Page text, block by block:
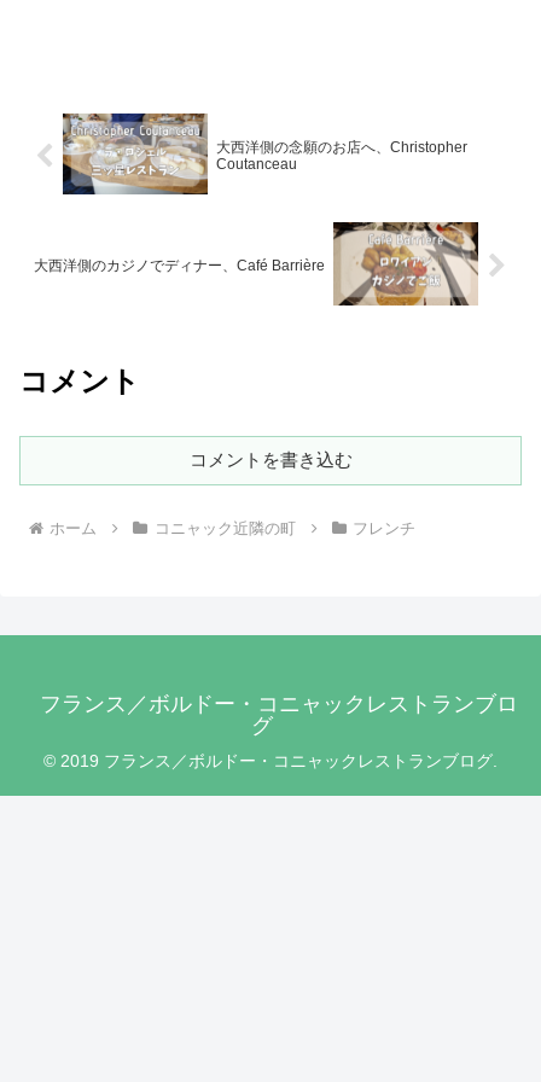
大西洋側の念願のお店へ、Christopher
Coutanceau
大西洋側のカジノでディナー、Café Barrière
コメント
コメントを書き込む
ホーム コニャック近隣の町 フレンチ
フランス／ボルドー・コニャックレストランブロ
グ
© 2019 フランス／ボルドー・コニャックレストランブログ.